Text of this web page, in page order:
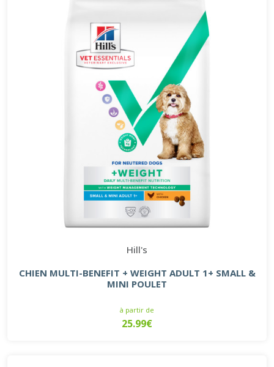
Hill's
CHIEN MULTI-BENEFIT + WEIGHT ADULT 1+ SMALL &
MINI POULET
à partir de
25.99€